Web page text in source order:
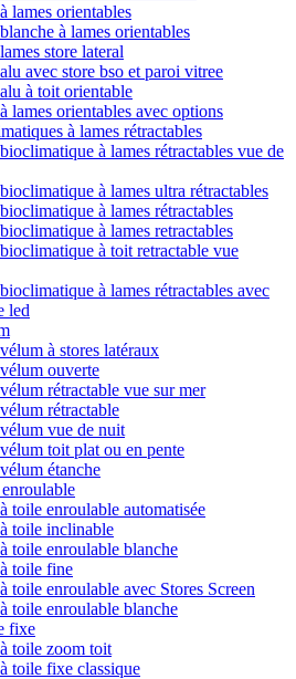
lames orientables
à lames orientables
store lateral
avec store bso et paroi vitree
à toit orientable
lames orientables avec options
à lames rétractables
à lames rétractables vue de
à lames ultra rétractables
à lames rétractables
à lames retractables
à toit retractable vue
à lames rétractables avec
led
à stores latéraux
ouverte
rétractable vue sur mer
rétractable
vue de nuit
toit plat ou en pente
étanche
toile enroulable automatisée
toile inclinable
toile enroulable blanche
toile fine
toile enroulable avec Stores Screen
toile enroulable blanche
fixe
toile zoom toit
toile fixe classique